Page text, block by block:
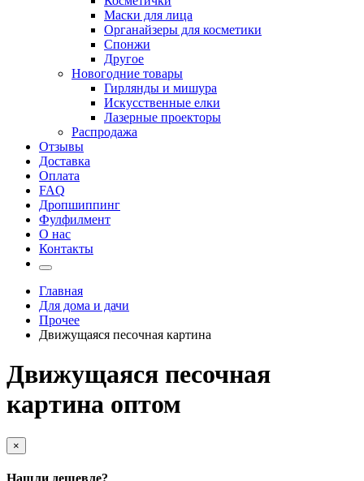
Маски для лица
Органайзеры для косметики
Спонжи
Другое
Новогодние товары
Гирлянды и мишура
Искусственные елки
Лазерные проекторы
Распродажа
Отзывы
Доставка
Оплата
FAQ
Дропшиппинг
Фулфилмент
О нас
Контакты
Главная
Для дома и дачи
Прочее
Движущаяся песочная картина
Движущаяся песочная
картина оптом
×